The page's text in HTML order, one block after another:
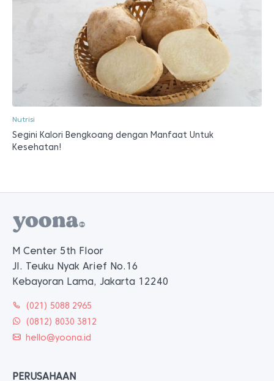
Nutrisi
Segini Kalori Bengkoang dengan Manfaat Untuk
Kesehatan!
M Center 5th Floor
Jl. Teuku Nyak Arief No.16
Kebayoran Lama, Jakarta 12240
(021) 5088 2965
(0812) 8030 3812
hello@yoona.id
PERUSAHAAN